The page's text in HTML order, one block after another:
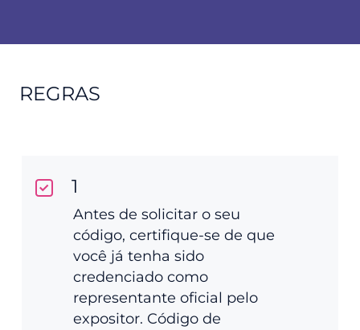
REGRAS
1
Antes de solicitar o seu
código, certifique-se de que
você já tenha sido
credenciado como
representante oficial pelo
expositor. Código de